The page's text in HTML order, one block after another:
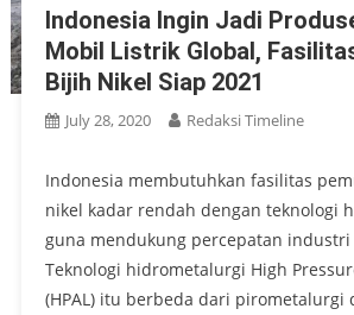
Indonesia Ingin Jadi
Mobil Listrik Global,
Bijih Nikel Siap 2021
July 28, 2020 Redaksi Timeline
Indonesia membutuhkan fasilitas
nikel kadar rendah dengan teknologi
guna mendukung percepatan
Teknologi hidrometalurgi High
(HPAL) itu berbeda dari pirometalurgi